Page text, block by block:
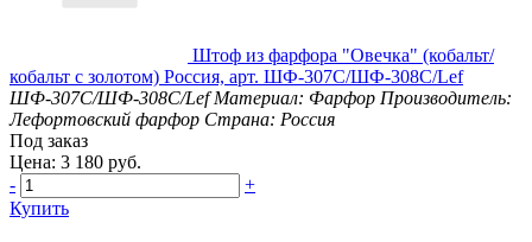
Штоф из фарфора "Овечка" (кобальт/
кобальт с золотом) Россия, арт. ШФ-307С/ШФ-308С/Lef
ШФ-307С/ШФ-308С/Lef Материал: Фарфор Производитель:
Лефортовский фарфор Страна: Россия
Под заказ
Цена: 3 180 руб.
-
+
Купить